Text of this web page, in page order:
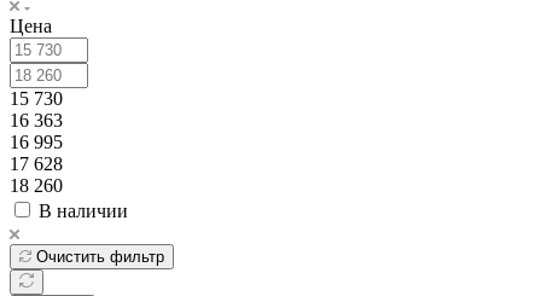
Цена
15 730
16 363
16 995
17 628
18 260
В наличии
Очистить фильтр